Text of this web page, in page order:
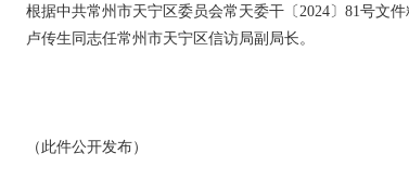
根据中共常州市天宁区委员会常天委干〔2024〕81号文件
卢传生同志任常州市天宁区信访局副局长。
（此件公开发布）